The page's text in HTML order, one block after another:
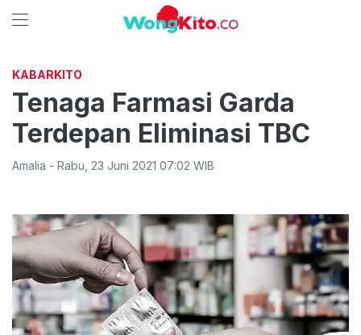
KABARKITO
Tenaga Farmasi Garda
Terdepan Eliminasi TBC
Amalia - Rabu 23 Juni 2021 07:02 WIB